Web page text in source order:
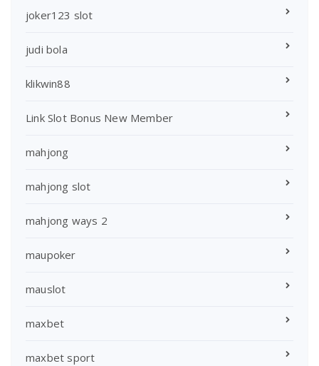
joker123 slot
judi bola
klikwin88
Link Slot Bonus New Member
mahjong
mahjong slot
mahjong ways 2
maupoker
mauslot
maxbet
maxbet sport